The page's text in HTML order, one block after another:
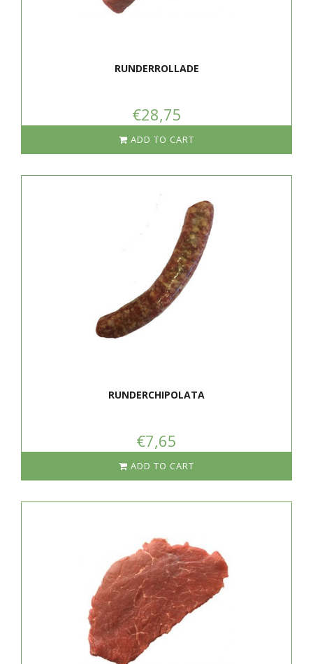
RUNDERROLLADE
€28,75
ADD TO CART
RUNDERCHIPOLATA
€7,65
ADD TO CART